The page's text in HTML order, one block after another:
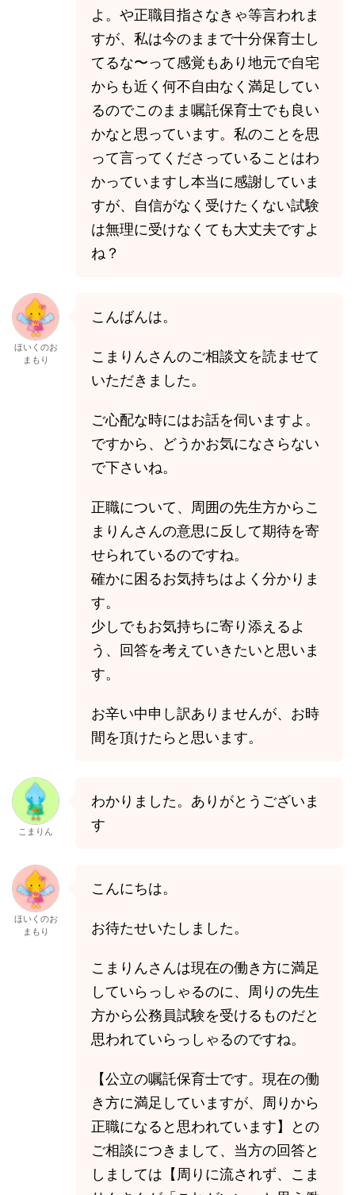
よ。や正職目指さなきゃ等言われま
すが、私は今のままで十分保育士し
てるな〜って感覚もあり地元で自宅
からも近く何不自由なく満足してい
るのでこのまま嘱託保育士でも良い
かなと思っています。私のことを思
って言ってくださっていることはわ
かっていますし本当に感謝していま
すが、自信がなく受けたくない試験
は無理に受けなくても大丈夫ですよ
ね？
ほいくのお
まもり
こんばんは。
こまりんさんのご相談文を読ませて
いただきました。
ご心配な時にはお話を伺いますよ。
ですから、どうかお気になさらない
で下さいね。
正職について、周囲の先生方からこ
まりんさんの意思に反して期待を寄
せられているのですね。
確かに困るお気持ちはよく分かりま
す。
少しでもお気持ちに寄り添えるよ
う、回答を考えていきたいと思いま
す。
お辛い中申し訳ありませんが、お時
間を頂けたらと思います。
こまりん
わかりました。ありがとうございま
す
ほいくのお
まもり
こんにちは。
お待たせいたしました。
こまりんさんは現在の働き方に満足
していらっしゃるのに、周りの先生
方から公務員試験を受けるものだと
思われていらっしゃるのですね。
【公立の嘱託保育士です。現在の働
き方に満足していますが、周りから
正職になると思われています】との
ご相談につきまして、当方の回答と
しましては【周りに流されず、こま